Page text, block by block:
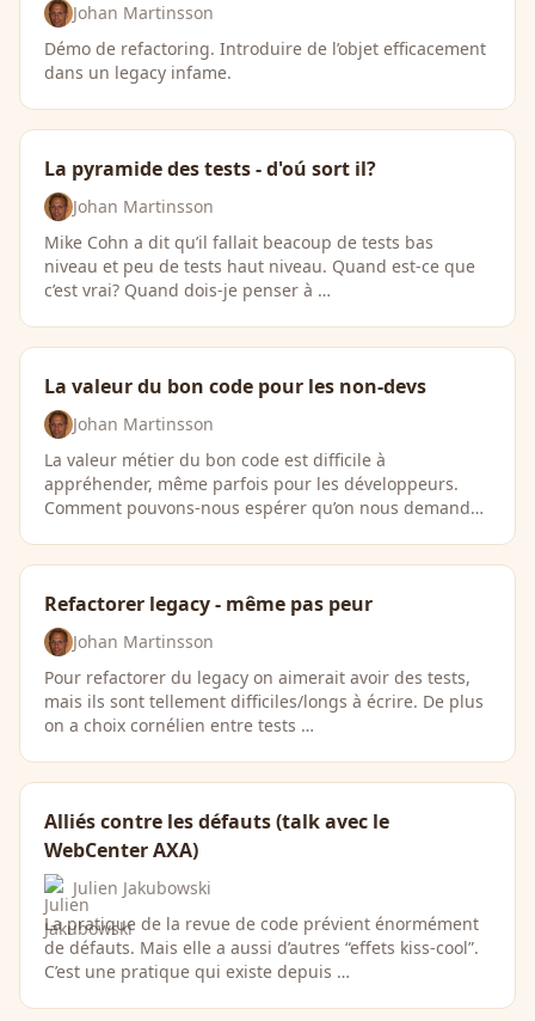
Johan Martinsson
Démo de refactoring. Introduire de l’objet efficacement
dans un legacy infame.
La pyramide des tests - d'oú sort il?
Johan Martinsson
Mike Cohn a dit qu’il fallait beacoup de tests bas
niveau et peu de tests haut niveau. Quand est-ce que
c’est vrai? Quand dois-je penser à …
La valeur du bon code pour les non-devs
Johan Martinsson
La valeur métier du bon code est difficile à
appréhender, même parfois pour les développeurs.
Comment pouvons-nous espérer qu’on nous demande
Refactorer legacy - même pas peur
Johan Martinsson
Pour refactorer du legacy on aimerait avoir des tests,
mais ils sont tellement difficiles/longs à écrire. De plus
on a choix cornélien entre tests …
Alliés contre les défauts (talk avec le
WebCenter AXA)
Julien Jakubowski
La pratique de la revue de code prévient énormément
de défauts. Mais elle a aussi d’autres “effets kiss-cool”.
C’est une pratique qui existe depuis …